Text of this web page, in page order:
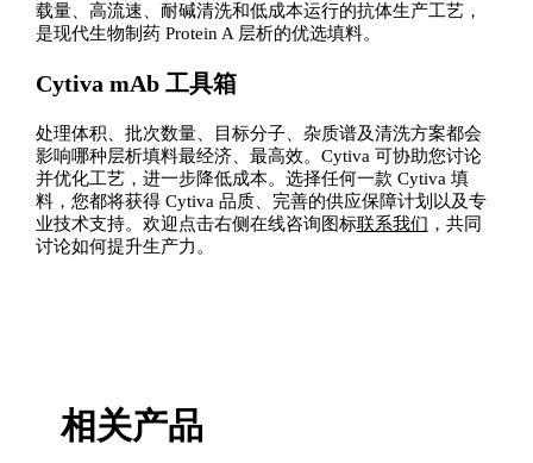
载量、高流速、耐碱清洗和低成本运行的抗体生产工艺，
是现代生物制药 Protein A 层析的优选填料。
Cytiva mAb 工具箱
处理体积、批次数量、目标分子、杂质谱及清洗方案都会
影响哪种层析填料最经济、最高效。Cytiva 可协助您讨论
并优化工艺，进一步降低成本。选择任何一款 Cytiva 填
料，您都将获得 Cytiva 品质、完善的供应保障计划以及专
业技术支持。欢迎点击右侧在线咨询图标联系我们 ，共同
讨论如何提升生产力。
相关产品